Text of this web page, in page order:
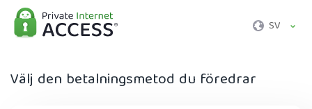
SV
Välj den betalningsmetod du föredrar